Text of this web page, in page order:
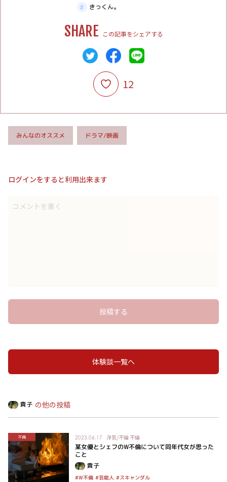
きっくん。
SHARE この記事をシェアする
12
みんなのオススメ ドラマ/映画
ログインをすると利用出来ます
コメントを書く
投稿する
体験談一覧へ
貴子 の他の投稿
不倫 2023.06.17 浮気/不倫 不倫
某女優とシェフのW不倫について同年代女が思った
こと
貴子
#W不倫 #芸能人 #スキャンダル